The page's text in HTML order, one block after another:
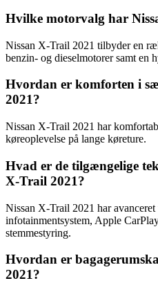
Hvilke motorvalg har
Nissan X-Trail 2021 tilbyder en
benzin- og dieselmotorer samt en
Hvordan er komforten i
2021?
Nissan X-Trail 2021 har
køreoplevelse på lange køreture.
Hvad er de tilgængelige
X-Trail 2021?
Nissan X-Trail 2021 har
infotainmentsystem, Apple
stemmestyring.
Hvordan er
2021?